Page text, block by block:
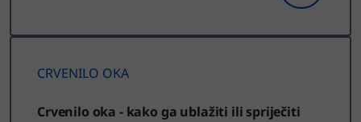
CRVENILO OKA
Crvenilo oka - kako ga ublažiti ili spriječiti